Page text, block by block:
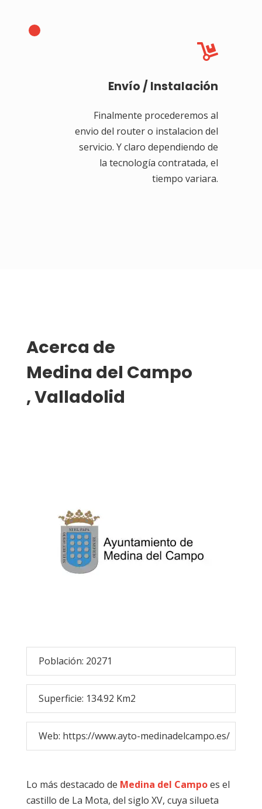

Envío / Instalación
Finalmente procederemos al
envio del router o instalacion del
servicio. Y claro dependiendo de
la tecnología contratada, el
tiempo variara.
Acerca de
Medina del Campo
, Valladolid
Población: 20271
Superficie: 134.92 Km2
Web: https://www.ayto-medinadelcampo.es/
Lo más destacado de Medina del Campoes el
castillo de La Mota, del siglo XV, cuya silueta